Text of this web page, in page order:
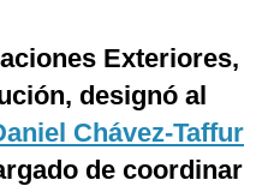
Exteriores,
designó al
Chávez-Taffur
de coordinar